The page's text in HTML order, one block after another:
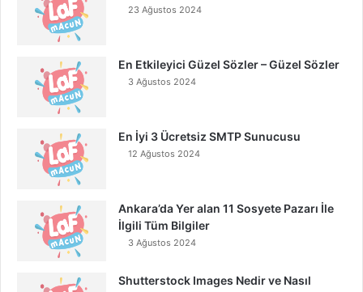
23 Ağustos 2024
En Etkileyici Güzel Sözler – Güzel Sözler
3 Ağustos 2024
En İyi 3 Ücretsiz SMTP Sunucusu
12 Ağustos 2024
Ankara’da Yer alan 11 Sosyete Pazarı İle
İlgili Tüm Bilgiler
3 Ağustos 2024
Shutterstock Images Nedir ve Nasıl